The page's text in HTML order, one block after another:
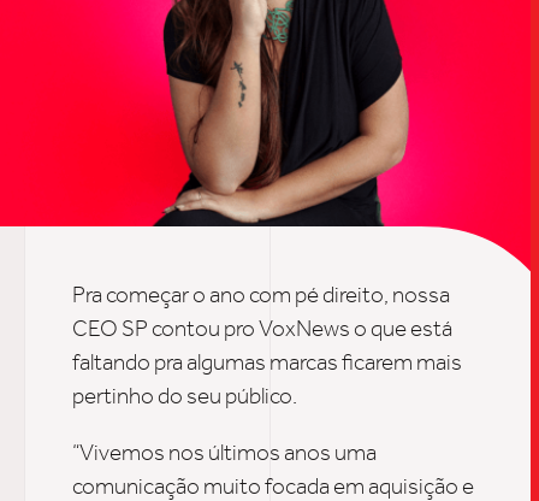
Pra começar o ano com pé direito, nossa
CEO SP contou pro VoxNews o que está
faltando pra algumas marcas ficarem mais
pertinho do seu público.
“Vivemos nos últimos anos uma
comunicação muito focada em aquisição e